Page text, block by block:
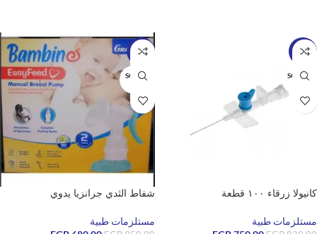
-10%
SOLD O
كانيولا زرقاء ١٠٠ قطعة
مستلزمات طبية
-28%
SOLD O
شفاط الثدي جرانزيا يدوي
مستلزمات طبية